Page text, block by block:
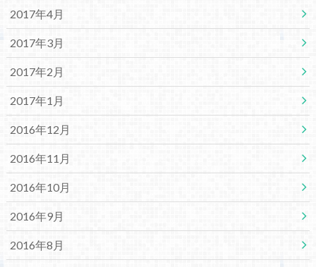
2017年4月
2017年3月
2017年2月
2017年1月
2016年12月
2016年11月
2016年10月
2016年9月
2016年8月